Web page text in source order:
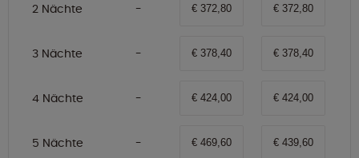
2 Nächte € 372,80 € 372,80
3 Nächte € 378,40 € 378,40
4 Nächte € 424,00 € 424,00
5 Nächte € 469,60 € 439,60